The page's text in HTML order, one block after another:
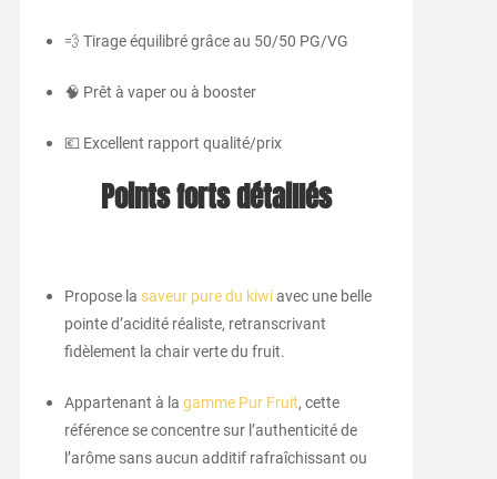
💨 Tirage équilibré grâce au 50/50 PG/VG
🧠 Prêt à vaper ou à booster
💶 Excellent rapport qualité/prix
Points forts détaillés
Propose la saveur pure du kiwiavec une belle
pointe d’acidité réaliste, retranscrivant
fidèlement la chair verte du fruit.
Appartenant à la gamme Pur Fruit, cette
référence se concentre sur l’authenticité de
l’arôme sans aucun additif rafraîchissant ou